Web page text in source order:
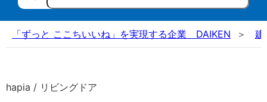
「ずっと ここちいいね」を実現する企業 DAIKEN 建
hapia / リビングドア